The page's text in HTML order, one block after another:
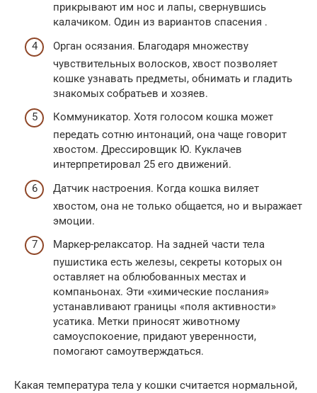
прикрывают им нос и лапы, свернувшись
калачиком. Один из вариантов спасения .
Орган осязания. Благодаря множеству
чувствительных волосков, хвост позволяет
кошке узнавать предметы, обнимать и гладить
знакомых собратьев и хозяев.
Коммуникатор. Хотя голосом кошка может
передать сотню интонаций, она чаще говорит
хвостом. Дрессировщик Ю. Куклачев
интерпретировал 25 его движений.
Датчик настроения. Когда кошка виляет
хвостом, она не только общается, но и выражает
эмоции.
Маркер-релаксатор. На задней части тела
пушистика есть железы, секреты которых он
оставляет на облюбованных местах и
компаньонах. Эти «химические послания»
устанавливают границы «поля активности»
усатика. Метки приносят животному
самоуспокоение, придают уверенности,
помогают самоутверждаться.
Какая температура тела у кошки считается нормальной,